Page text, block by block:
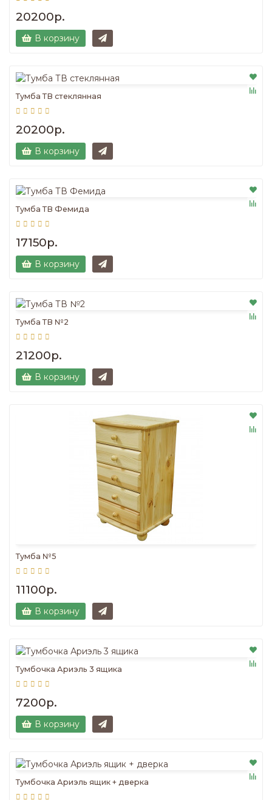
20200р.
В корзину
Тумба ТВ стеклянная
20200р.
В корзину
Тумба ТВ Фемида
17150р.
В корзину
Тумба ТВ №2
21200р.
В корзину
Тумба №5
11100р.
В корзину
Тумбочка Ариэль 3 ящика
7200р.
В корзину
Тумбочка Ариэль ящик + дверка